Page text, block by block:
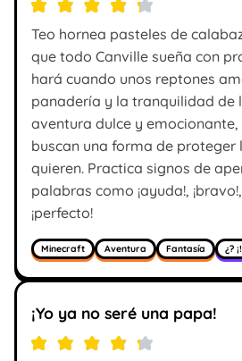
Teo hornea pasteles de
que todo Canville sueña con
hará cuando unos reptones
panadería y la tranquilidad de
aventura dulce y
buscan una forma de proteger
quieren. Practica signos de
palabras como ¡ayuda!,
¡perfecto!
Minecraft Aventura Fantasía ¿? ¡!
¡Yo ya no seré una papa!